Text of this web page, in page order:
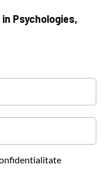
Psychologies,